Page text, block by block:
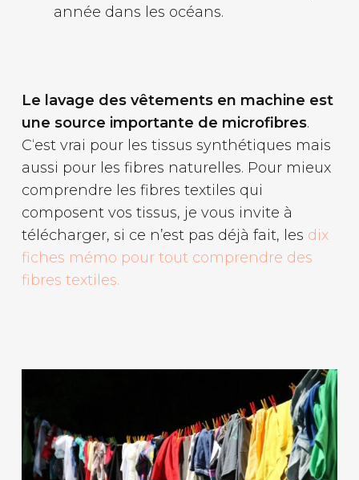
année dans les océans.
Le lavage des vêtements en machine est
une source importante de microfibres.
C‘est vrai pour les tissus synthétiques mais
aussi pour les fibres naturelles. Pour mieux
comprendre les fibres textiles qui
composent vos tissus, je vous invite à
télécharger, si ce n’est pas déjà fait, les dix
fiches mémo pour tout comprendre des
fibres textiles.